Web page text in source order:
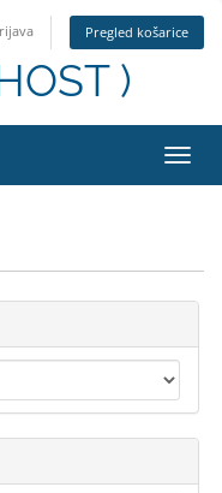
Pregled košarice
)